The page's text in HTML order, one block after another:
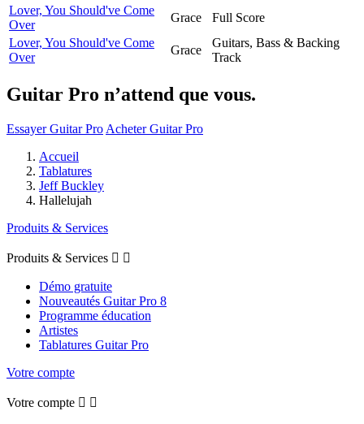
Lover, You Should've Come
Over
Grace
Full Score
Lover, You Should've Come
Over
Grace
Guitars, Bass & Backing
Track
Guitar Pro n’attend que vous.
Essayer Guitar Pro Acheter Guitar Pro
Accueil
Tablatures
Jeff Buckley
Hallelujah
Produits & Services
Produits & Services  
Démo gratuite
Nouveautés Guitar Pro 8
Programme éducation
Artistes
Tablatures Guitar Pro
Votre compte
Votre compte  